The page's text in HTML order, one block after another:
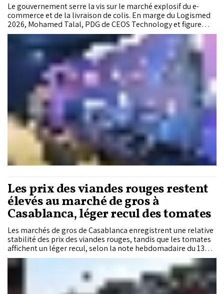
Le gouvernement serre la vis sur le marché explosif du e-
commerce et de la livraison de colis. En marge du Logismed
2026, Mohamed Talal, PDG de CEOS Technology et figure
institutionnelle de la Fédération du transport et de la
logistique, a dévoilé les contours d’un projet de loi qui
promet de bouleverser le secteur du “last mile” au Maroc. Au
cœur de cette réforme : la fin du flou réglementaire entourant
les opérateurs de livraison et l’instauration d’un régime
d’autorisation obligatoire pour exercer dans l’e-commerce et
la messagerie de colis. Les contrevenants risquent des
amendes pouvant atteindre 5 millions de dirhams et jusqu’à
trois ans de prison ferme pour les dirigeants opérant sans
agrément. Une transformation majeure qui vise à encadrer un
marché en pleine explosion, protéger les consommateurs et
redessiner les équilibres du secteur logistique marocain.
Les prix des viandes rouges restent
élevés au marché de gros à
Casablanca, léger recul des tomates
Les marchés de gros de Casablanca enregistrent une relative
stabilité des prix des viandes rouges, tandis que les tomates
affichent un léger recul, selon la note hebdomadaire du 13
mai 2026 publiée par Casablanca Prestations. Certains
produits continuent toutefois d’évoluer à des niveaux
soutenus, à l’image des oignons secs dont les prix
poursuivent leur hausse.